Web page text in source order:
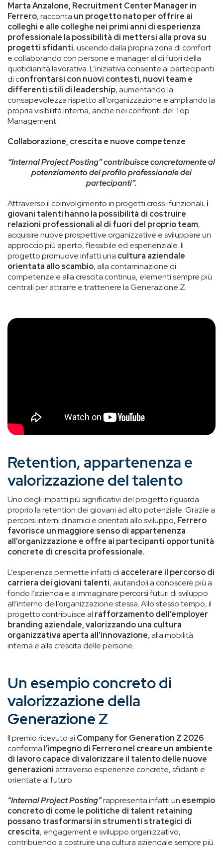
Marta Anzalone, Recruitment Center Manager in
Ferrero, racconta un progetto nato per offrire ai
colleghi e alle colleghe nei primi anni di esperienza
professionale la possibilità di mettersi alla prova su
progetti sfidanti, uscendo dalla propria zona di comfort
e collaborando con persone e manager al di fuori della
quotidianità lavorativa. L’iniziativa consente ai partecipanti
di confrontarsi con nuovi contesti, nuovi team e
differenti stili di leadership, aumentando la
consapevolezza rispetto all’organizzazione e ampliando la
propria visibilità interna, anche nei confronti del Top
Management.
Collaborazione, crescita e nuove competenze
“Internal Project Posting” contribuisce concretamente al
potenziamento del profilo professionale dei
partecipanti”.
Attraverso il coinvolgimento in progetti cross-funzionali, i
giovani talenti hanno la possibilità di costruire
relazioni professionali al di fuori del proprio team,
acquisire nuove prospettive organizzative e sviluppare un
approccio più aperto, flessibile ed esperienziale. Il
progetto promuove infatti una cultura aziendale
orientata allo scambio, alla contaminazione di
competenze e alla crescita continua, elementi sempre più
centrali per attrarre e trattenere la Generazione Z.
Retention, appartenenza e
valorizzazione del talento
Uno degli impatti più significativi del progetto riguarda
proprio la retention dei giovani ad alto potenziale. Grazie a
percorsi interni dinamici e orientati allo sviluppo, Ferrero
favorisce un maggiore senso di appartenenza
all’organizzazione e offre ai partecipanti opportunità
concrete di crescita professionale.
L’esperienza permette infatti di accelerare il percorso di
carriera dei giovani talenti, aiutandoli a conoscere più a
fondo l’azienda e a immaginare percorsi futuri di sviluppo
all’interno dell’organizzazione stessa. Allo stesso tempo, il
progetto contribuisce al rafforzamento dell’employer
branding aziendale, valorizzando una cultura
organizzativa aperta all’innovazione, alla mobilità
interna e alla crescita delle persone.
Un esempio concreto di
valorizzazione della
Generazione Z
Il premio ricevuto ai Company for Generation Z 2026
conferma l’impegno di Ferrero nel creare un ambiente
di lavoro capace di valorizzare il talento delle nuove
generazioniattraverso esperienze concrete, sfidanti e
orientate al futuro.
“Internal Project Posting”rappresenta infatti un esempio
concreto di come le politiche di talent retaining
possano trasformarsi in strumenti strategici di
crescita, engagement e sviluppo organizzativo,
contribuendo a costruire una cultura aziendale sempre più